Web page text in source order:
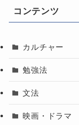
コンテンツ
カルチャー
勉強法
文法
映画・ドラマ